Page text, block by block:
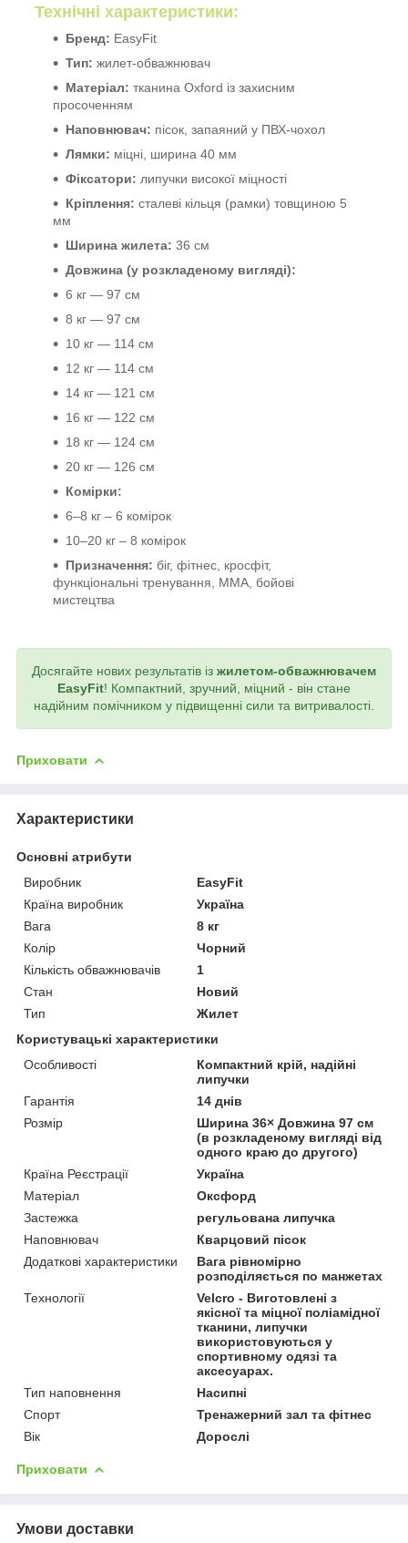
Технічні характеристики:
Бренд: EasyFit
Тип: жилет-обважнювач
Матеріал: тканина Oxford із захисним
просоченням
Наповнювач: пісок, запаяний у ПВХ-чохол
Лямки: міцні, ширина 40 мм
Фіксатори: липучки високої міцності
Кріплення: сталеві кільця (рамки) товщиною 5
мм
Ширина жилета: 36 см
Довжина (у розкладеному вигляді):
6 кг — 97 см
8 кг — 97 см
10 кг — 114 см
12 кг — 114 см
14 кг — 121 см
16 кг — 122 см
18 кг — 124 см
20 кг — 126 см
Комірки:
6–8 кг – 6 комірок
10–20 кг – 8 комірок
Призначення: біг, фітнес, кросфіт,
функціональні тренування, MMA, бойові
мистецтва
Досягайте нових результатів із жилетом-обважнювачем
EasyFit! Компактний, зручний, міцний - він стане
надійним помічником у підвищенні сили та витривалості.
Приховати
Характеристики
Основні атрибути
Виробник
EasyFit
Країна виробник
Україна
Вага
8 кг
Колір
Чорний
Кількість обважнювачів
1
Стан
Новий
Тип
Жилет
Користувацькі характеристики
Особливості
Компактний крій, надійні
липучки
Гарантія
14 днів
Розмір
Ширина 36× Довжина 97 см
(в розкладеному вигляді від
одного краю до другого)
Країна Реєстрації
Україна
Матеріал
Оксфорд
Застежка
регульована липучка
Наповнювач
Кварцовий пісок
Додаткові характеристики
Вага рівномірно
розподіляється по манжетах
Технології
Velcro - Виготовлені з
якісної та міцної поліамідної
тканини, липучки
використовуються у
спортивному одязі та
аксесуарах.
Тип наповнення
Насипні
Спорт
Тренажерний зал та фітнес
Вік
Дорослі
Приховати
Умови доставки